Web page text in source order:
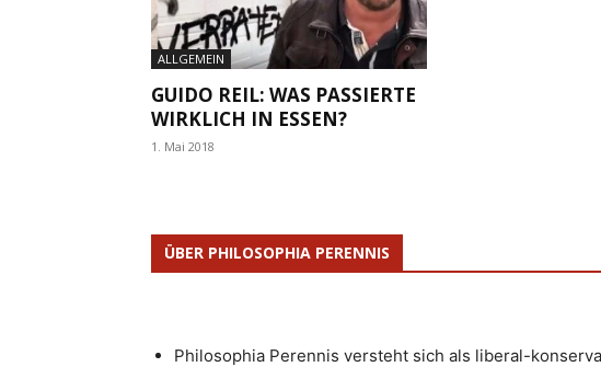
ALLGEMEIN
GUIDO REIL: WAS PASSIERTE
WIRKLICH IN ESSEN?
1. Mai 2018
ÜBER PHILOSOPHIA PERENNIS
Philosophia Perennis versteht sich als liberal-